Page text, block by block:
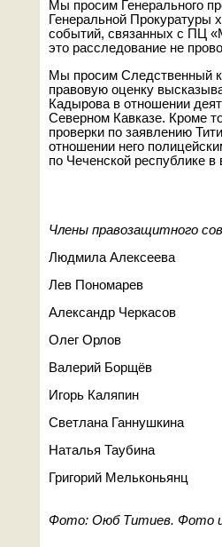
Мы просим Генерального
Генеральной Прокуратуры
событий, связанных с ПЦ
это расследование не
Мы просим Следственный
правовую оценку
Кадырова в отношении
Северном Кавказе. Кроме
проверки по заявлению
отношении него
по Чеченской республике
Члены правозащитного
Людмила Алексеева
Лев Пономарев
Александр Черкасов
Олег Орлов
Валерий Борщёв
Игорь Каляпин
Светлана Ганнушкина
Наталья Таубина
Григорий Мельконьянц
Фото: Оюб Титиев. Фото